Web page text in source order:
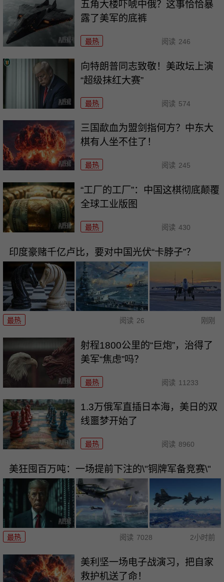
五角大楼吓唬中俄？这事恰恰暴
露了美军的底裤
最热 阅读 246
向特朗普同志致敬！美政坛上演
“超级抹红大赛”
最热 阅读 574
三国歃血为盟剑指何方？中东大
棋有人坐不住了！
最热 阅读 245
“工厂的工厂”：中国这棋彻底颠覆
全球工业版图
最热 阅读 430
印度豪赌千亿卢比，要对中国光伏“卡脖子”？
最热 阅读 26 刚刚
射程1800公里的“巨炮”，治得了
美军“焦虑”吗？
最热 阅读 11233
1.3万俄军直插日本海，美日的双
线噩梦开始了
最热 阅读 8960
美狂囤百万吨：一场提前下注的\"铜牌军备竞赛\"
最热 阅读 7028 2小时前
美利坚一场电子战演习，把自家
救护机送了命！